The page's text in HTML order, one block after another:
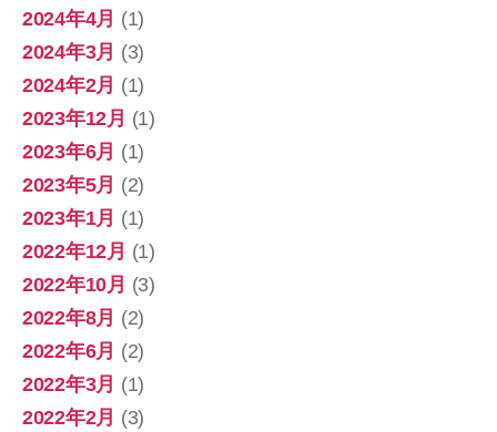
2024年4月 (1)
2024年3月 (3)
2024年2月 (1)
2023年12月 (1)
2023年6月 (1)
2023年5月 (2)
2023年1月 (1)
2022年12月 (1)
2022年10月 (3)
2022年8月 (2)
2022年6月 (2)
2022年3月 (1)
2022年2月 (3)